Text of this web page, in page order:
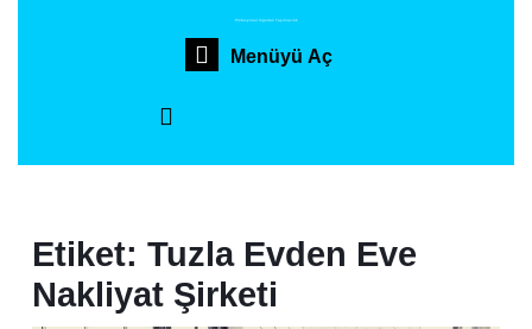
Profesyonel Sigortalı Taşımacılık
Menüyü AçMenüyü
Etiket: Tuzla Evden Eve
Nakliyat Şirketi